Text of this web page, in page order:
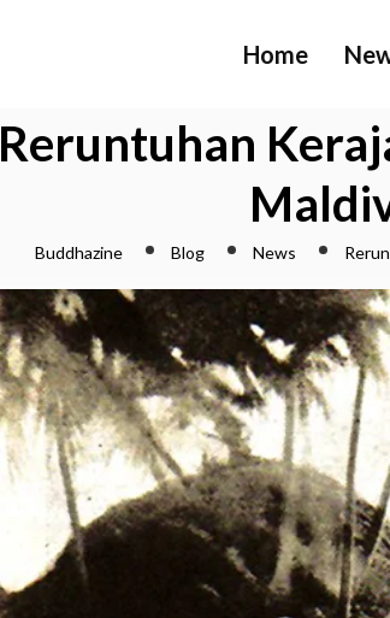
Home
Reruntuhan
Buddhazine Blog News